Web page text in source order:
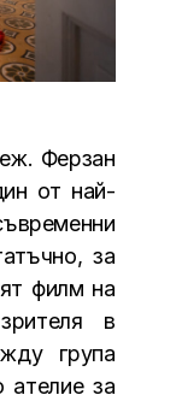
Ферзан
от най-
за
филм на
в
група
ателие за